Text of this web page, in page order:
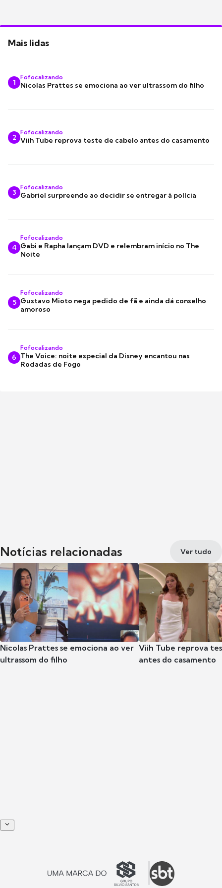
Mais lidas
1
Fofocalizando
Nicolas Prattes se emociona ao ver ultrassom do filho
2
Fofocalizando
Viih Tube reprova teste de cabelo antes do casamento
3
Fofocalizando
Gabriel surpreende ao decidir se entregar à polícia
4
Fofocalizando
Gabi e Rapha lançam DVD e relembram início no The
Noite
5
Fofocalizando
Gustavo Mioto nega pedido de fã e ainda dá conselho
amoroso
6
Fofocalizando
The Voice: noite especial da Disney encantou nas
Rodadas de Fogo
Notícias relacionadas Ver tudo
Nicolas Prattes se emociona ao ver
ultrassom do filho
Viih Tube reprova
antes do casamento